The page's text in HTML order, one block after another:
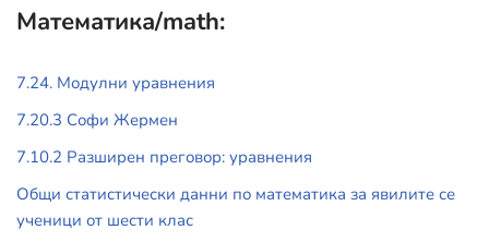
Математика/math:
7.24. Модулни уравнения
7.20.3 Софи Жермен
7.10.2 Разширен преговор: уравнения
Общи статистически данни по математика за явилите се
ученици от шести клас